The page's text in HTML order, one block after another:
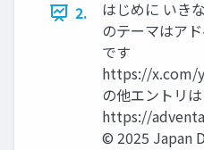
2.
はじめに いき
のテーマはア
です
https://x.com/
の他エントリ
https://
© 2025 Japan